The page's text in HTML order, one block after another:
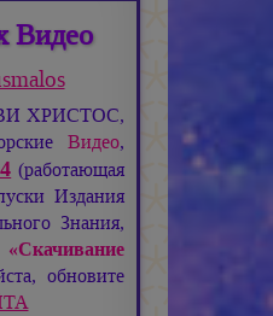
Видео
ХРИСТОС,
Видео,
(работающая
Издания
Знания,
«Скачивание
обновите